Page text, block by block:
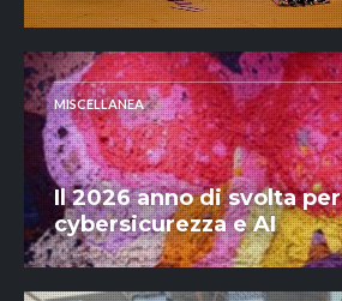
MISCELLANEA
Il 2026 anno di svolta per
cybersicurezza e AI